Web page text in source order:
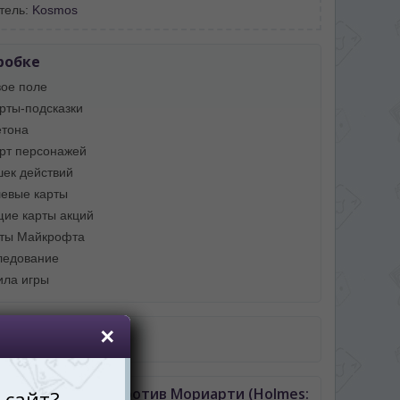
Kosmos
поле
подсказки
персонажей
действий
карты
карты акций
Майкрофта
игры
игры в PDF
Шерлок против Мориарти (Holmes: